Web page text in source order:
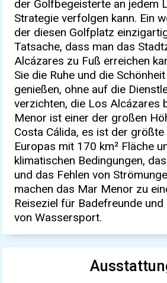
der Golfbegeisterte an jedem
Strategie verfolgen kann. Ein
der diesen Golfplatz
Tatsache, dass man das
Alcázares zu Fuß erreichen
Sie die Ruhe und die
genießen, ohne auf die
verzichten, die Los Alcázares
Menor ist einer der großen
Costa Cálida, es ist der größte
Europas mit 170 km² Fläche
klimatischen Bedingungen,
und das Fehlen von
machen das Mar Menor zu
Reiseziel für Badefreunde
von Wassersport.